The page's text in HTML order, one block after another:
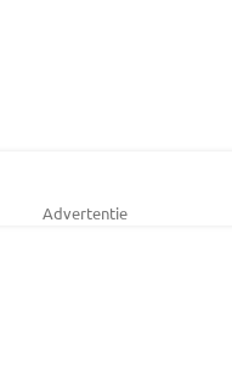
Advertentie